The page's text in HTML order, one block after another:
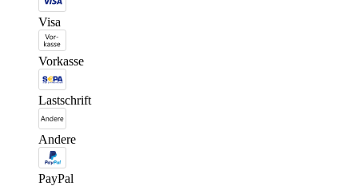
Visa
Vorkasse
Lastschrift
Andere
PayPal